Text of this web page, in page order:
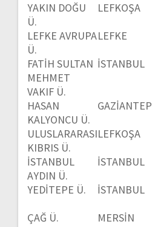
YAKIN DOĞU
Ü.
LEFKOŞA
LEFKE AVRUPA
Ü.
LEFKE
FATİH SULTAN
MEHMET
VAKIF Ü.
İSTANBUL
HASAN
KALYONCU Ü.
GAZİANTEP
ULUSLARARASI
KIBRIS Ü.
LEFKOŞA
İSTANBUL
AYDIN Ü.
İSTANBUL
YEDİTEPE Ü.
İSTANBUL
ÇAĞ Ü.
MERSİN